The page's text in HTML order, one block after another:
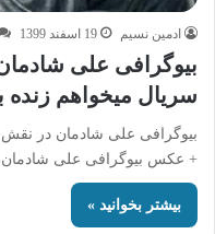
ادمین نسیم 19 اسفند 1399
بیوگرافی علی
سریال میخواهم
بیوگرافی علی شادمان در نقش
+ عکس بیوگرافی علی شادمان
بیشتر بخوانید »